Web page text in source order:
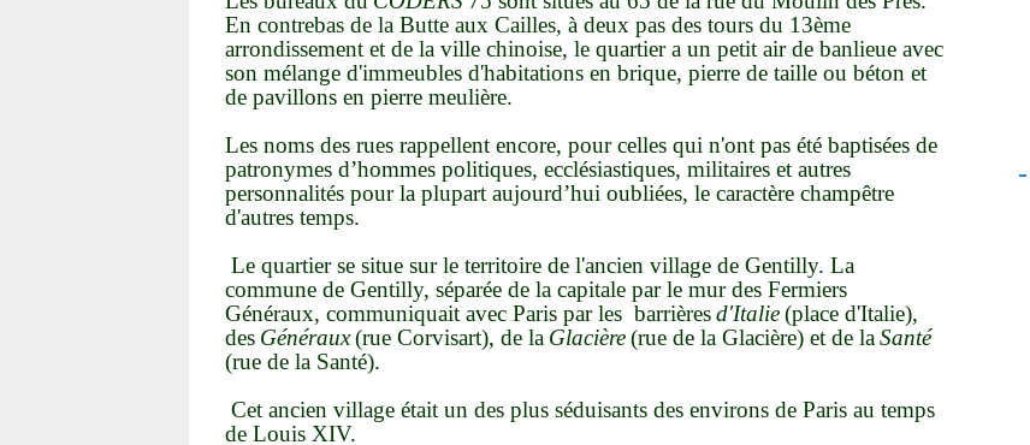
En contrebas de la Butte aux Cailles, à deux pas des tours du 13ème
arrondissement et de la ville chinoise, le quartier a un petit air de banlieue avec
son mélange d'immeubles d'habitations en brique, pierre de taille ou béton et
de pavillons en pierre meulière.
Les noms des rues rappellent encore, pour celles qui n'ont pas été baptisées de
patronymes d’hommes politiques, ecclésiastiques, militaires et autres
personnalités pour la plupart aujourd’hui oubliées, le caractère champêtre
d'autres temps.
Le quartier se situe sur le territoire de l'ancien village de Gentilly. La
commune de Gentilly, séparée de la capitale par le mur des Fermiers
Généraux, communiquait avec Paris par les barrièresd'Italie(place d'Italie),
des Généraux(rue Corvisart), de la Glacière(rue de la Glacière) et de laSanté
(rue de la Santé).
Cet ancien village était un des plus séduisants des environs de Paris au temps
de Louis XIV.